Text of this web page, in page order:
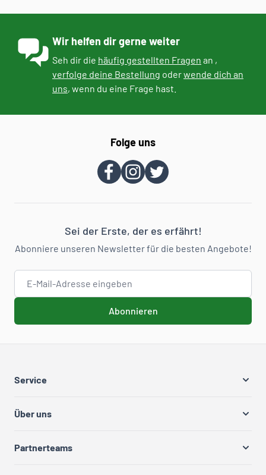
Wir helfen dir gerne weiter
Seh dir die häufig gestellten Fragen an ,
verfolge deine Bestellung oderwende dich an
uns, wenn du eine Frage hast.
Folge uns
Sei der Erste, der es erfährt!
Abonniere unseren Newsletter für die besten Angebote!
E-Mail-Adresse
Abonnieren
Service
Über uns
Partnerteams